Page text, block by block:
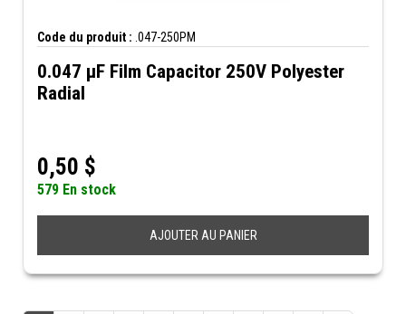
Code du produit : .047-250PM
0.047 µF Film Capacitor 250V Polyester
Radial
0,50 $
579 En stock
AJOUTER AU PANIER